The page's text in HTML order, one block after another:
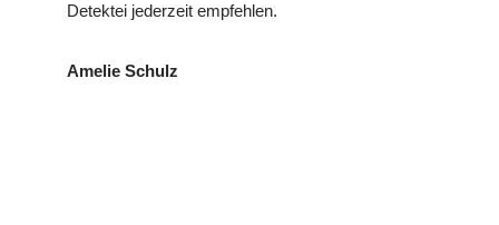
Detektei jederzeit empfehlen.
Amelie Schulz